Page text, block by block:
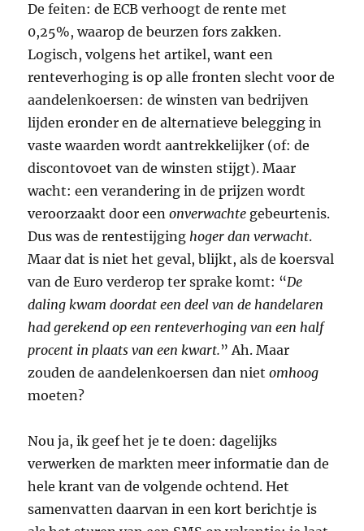
De feiten: de ECB verhoogt de rente met
0,25%, waarop de beurzen fors zakken.
Logisch, volgens het artikel, want een
renteverhoging is op alle fronten slecht voor de
aandelenkoersen: de winsten van bedrijven
lijden eronder en de alternatieve belegging in
vaste waarden wordt aantrekkelijker (of: de
discontovoet van de winsten stijgt). Maar
wacht: een verandering in de prijzen wordt
veroorzaakt door eenonverwachte gebeurtenis.
Dus was de rentestijginghoger dan verwacht.
Maar dat is niet het geval, blijkt, als de koersval
van de Euro verderop ter sprake komt: “De
daling kwam doordat een deel van de handelaren
had gerekend op een renteverhoging van een half
procent in plaats van een kwart.” Ah. Maar
zouden de aandelenkoersen dan nietomhoog
moeten?
Nou ja, ik geef het je te doen: dagelijks
verwerken de markten meer informatie dan de
hele krant van de volgende ochtend. Het
samenvatten daarvan in een kort berichtje is